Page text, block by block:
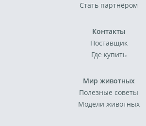
Стать партнёром
Контакты
Поставщик
Где купить
Мир животных
Полезные советы
Модели животных